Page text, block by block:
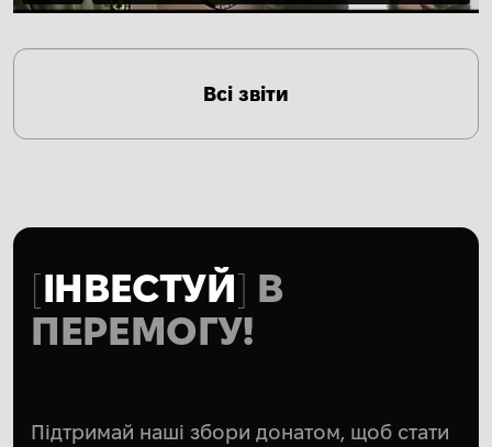
Всі звіти
ІНВЕСТУЙ В
ПЕРЕМОГУ!
Підтримай наші збори донатом, щоб стати